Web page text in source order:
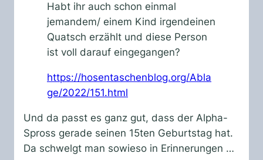
Habt ihr auch schon einmal
jemandem/ einem Kind irgendeinen
Quatsch erzählt und diese Person
ist voll darauf eingegangen?
https://hosentaschenblog.org/Abla
ge/2022/151.html
Und da passt es ganz gut, dass der Alpha-
Spross gerade seinen 15ten Geburtstag hat.
Da schwelgt man sowieso in Erinnerungen …